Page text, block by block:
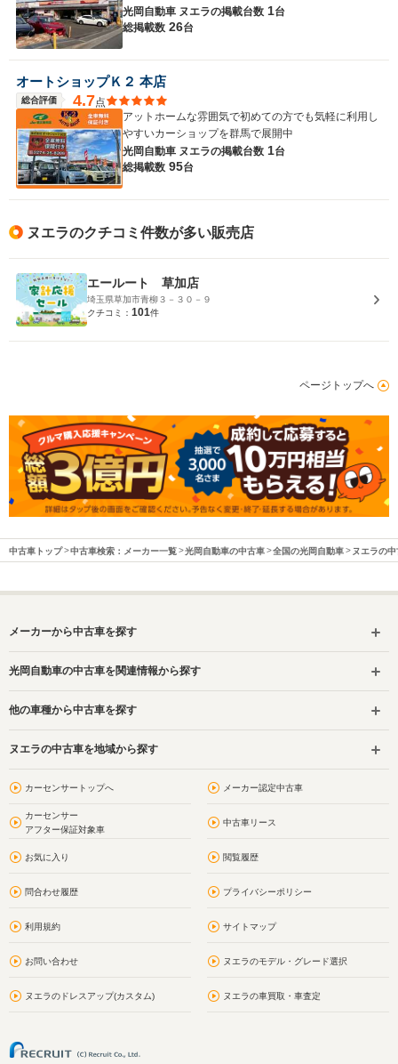
光岡自動車 ヌエラの掲載台数 1台
総掲載数 26台
オートショップＫ２ 本店
総合評価 4.7点
アットホームな雰囲気で初めての方でも気軽に利用し
やすいカーショップを群馬で展開中
光岡自動車 ヌエラの掲載台数 1台
総掲載数 95台
ヌエラのクチコミ件数が多い販売店
エールート 草加店
埼玉県草加市青柳３－３０－９
クチコミ： 101件
ページトップへ
中古車トップ 中古車検索：メーカー一覧 光岡自動車の中古車 全国の光岡自動車 ヌエラの
メーカーから中古車を探す
光岡自動車の中古車を関連情報から探す
他の車種から中古車を探す
ヌエラの中古車を地域から探す
カーセンサートップへ メーカー認定中古車
カーセンサー
アフター保証対象車
中古車リース
お気に入り 閲覧履歴
問合わせ履歴 プライバシーポリシー
利用規約 サイトマップ
お問い合わせ ヌエラのモデル・グレード選択
ヌエラのドレスアップ(カスタム) ヌエラの車買取・車査定